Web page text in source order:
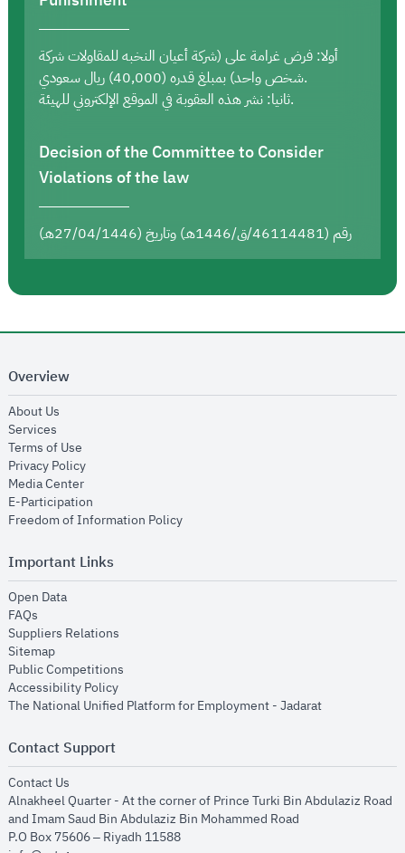
أولا: فرض غرامة على (شركة أعيان النخبه للمقاولات شركة
شخص واحد) بمبلغ قدره (40,000) ريال سعودي.
ثانيا: نشر هذه العقوبة في الموقع الإلكتروني للهيئة.
Decision of the Committee to Consider
Violations of the law
رقم (46114481/ق/1446هـ) وتاريخ (27/04/1446هـ)
Overview
About Us
Services
Terms of Use
Privacy Policyopens in new window
Media Centeropens in new window
E-Participation
Freedom of Information Policyopens in new window
Important Links
Open Dataopens in new window
FAQs
Suppliers Relations
Sitemapopens in new window
Public Competitions
Accessibility Policyopens in new window
The National Unified Platform for Employment - Jadaratopens in new
Contact Support
Contact Us
Alnakheel Quarter - At the corner of Prince Turki Bin Abdulaziz Road
and Imam Saud Bin Abdulaziz Bin Mohammed Road​
P.O Box 75606 – Riyadh 11588